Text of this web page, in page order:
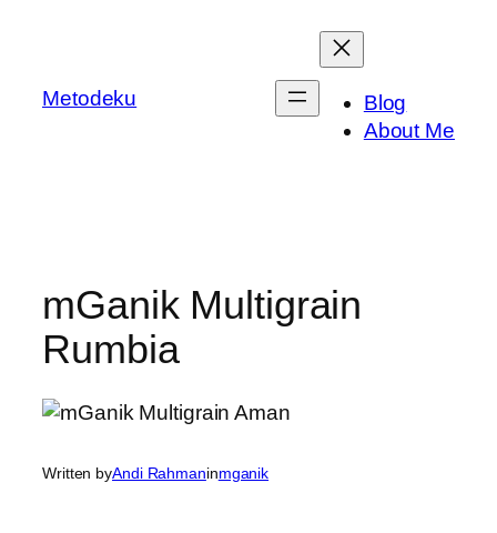
Metodeku
Blog
About Me
mGanik Multigrain
Rumbia
Written byAndi Rahmaninmganik